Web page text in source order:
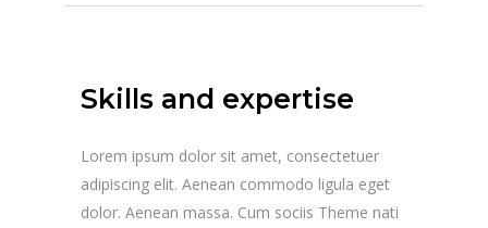
Skills and expertise
Lorem ipsum dolor sit amet, consectetuer
adipiscing elit. Aenean commodo ligula eget
dolor. Aenean massa. Cum sociis Theme nati